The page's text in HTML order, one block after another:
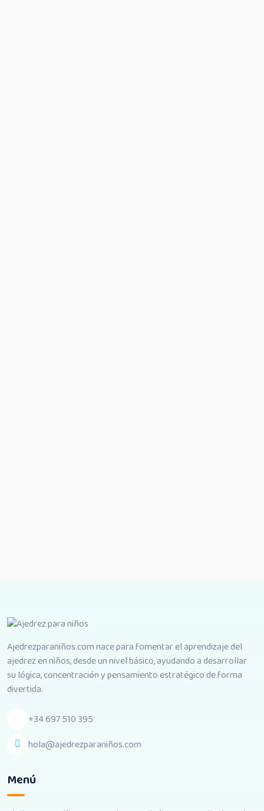
Ajedrezparaniños.com nace para fomentar el aprendizaje del
ajedrez en niños, desde un nivel básico, ayudando a desarrollar
su lógica, concentración y pensamiento estratégico de forma
divertida.
+34 697 510 395
hola@ajedrezparaniños.com
Menú